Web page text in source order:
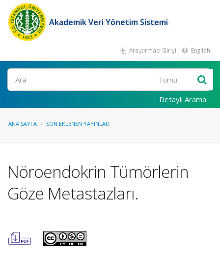
Akademik Veri Yönetim Sistemi
Araştırmacı Girişi English
Ara
Detaylı Arama
ANA SAYFA SON EKLENEN YAYINLAR
Nöroendokrin Tümörlerin
Göze Metastazları.